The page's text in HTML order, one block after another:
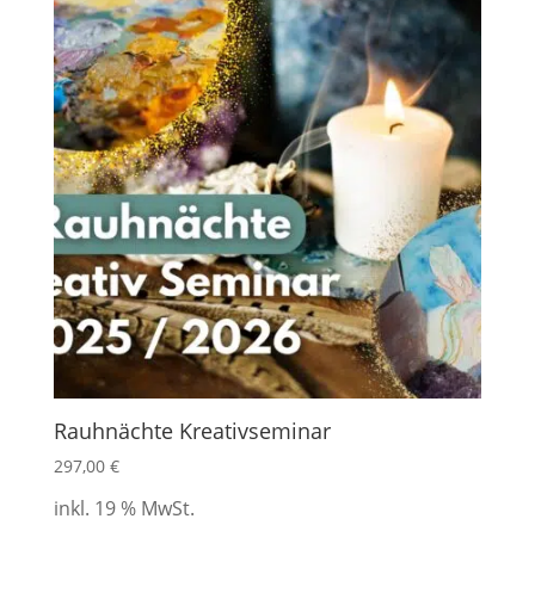
Rauhnächte Kreativseminar
297,00 €
inkl. 19 % MwSt.